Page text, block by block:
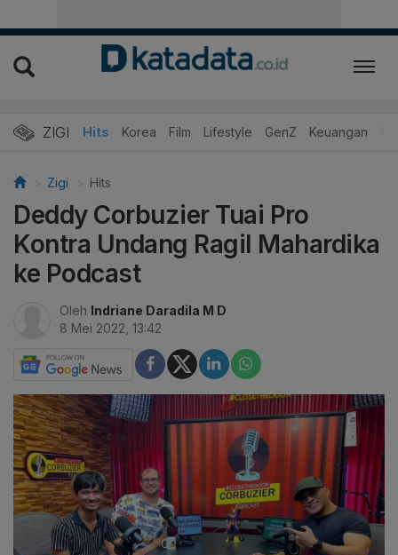
ZIGI Hits Korea Film Lifestyle GenZ Keuangan
Zigi Hits
Deddy Corbuzier Tuai Pro
Kontra Undang Ragil Mahardika
ke Podcast
Oleh Indriane Daradila M D
8 Mei 2022, 13:42